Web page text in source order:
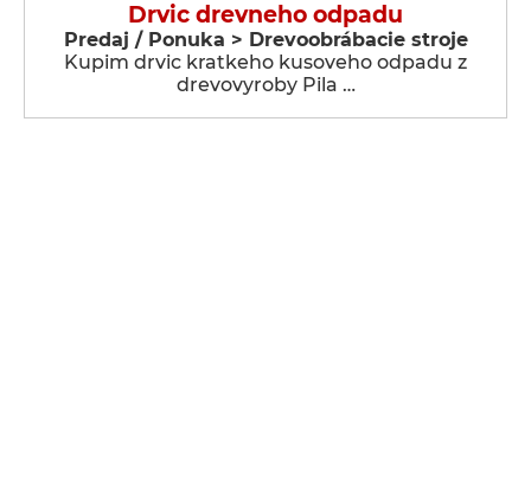
Drvic drevneho odpadu
Predaj / Ponuka > Drevoobrábacie stroje
Kupim drvic kratkeho kusoveho odpadu z
drevovyroby Pila …